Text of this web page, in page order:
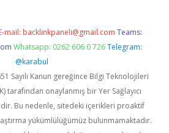
mail: backlinkpaneli@gmail.com Teams:
Whatsapp: 0262 606 0 726 Telegram:
@karabul
Sayılı Kanun gereğince Bilgi Teknolojileri
tarafından onaylanmış bir Yer Sağlayıcı
Bu nedenle, sitedeki içerikleri proaktif
yükümlülüğümüz bulunmamaktadır.